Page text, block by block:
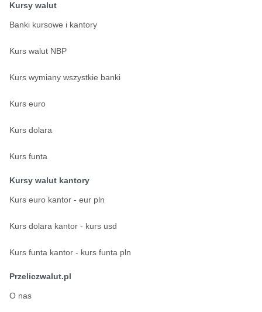
Kursy walut
Banki kursowe i kantory
Kurs walut NBP
Kurs wymiany wszystkie banki
Kurs euro
Kurs dolara
Kurs funta
Kursy walut kantory
Kurs euro kantor - eur pln
Kurs dolara kantor - kurs usd
Kurs funta kantor - kurs funta pln
Przeliczwalut.pl
O nas